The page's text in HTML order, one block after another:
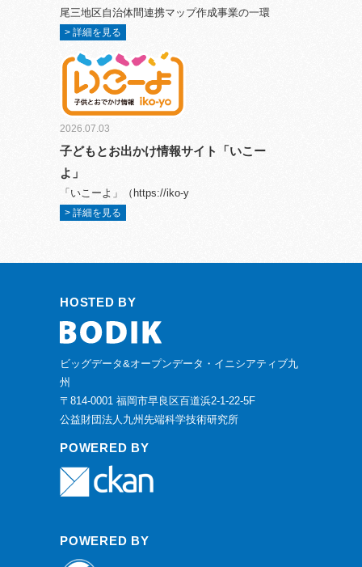
尾三地区自治体間連携マップ作成事業の一環
> 詳細を見る
2026.07.03
子どもとお出かけ情報サイト「いこー
よ」
「いこーよ」（https://iko-y
> 詳細を見る
HOSTED BY
ビッグデータ&オープンデータ・イニシアティブ九
州
〒814-0001 福岡市早良区百道浜2-1-22-5F
公益財団法人九州先端科学技術研究所
POWERED BY
POWERED BY